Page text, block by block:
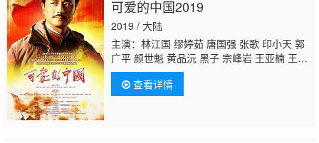
可爱的中国2019
2019 / 大陆
主演：林江国 缪婷茹 唐国强 张歌 印小天 郭
广平 颜世魁 黄品沅 黑子 宗峰岩 王亚楠 王绘
春 赵波 王韦智 那志东 刘卫华 晋松 周帅 郝荣
光 曲少石 苑立若心 源唯杰 上白 叶鹏 董海 王
伯昭 王俊东 王东辉 温浩铎
查看详情